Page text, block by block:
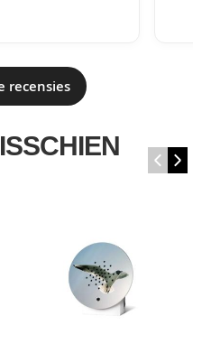
recensies
‹ ›